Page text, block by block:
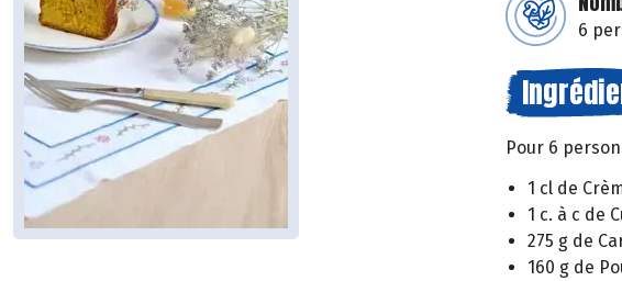
6
Pour 6
1 cl de
1 c. à c de
275 g de
160 g de